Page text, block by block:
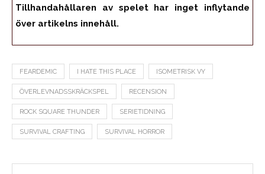
Tillhandahållaren av spelet har inget inflytande
över artikelns innehåll.
FEARDEMIC I HATE THIS PLACE ISOMETRISK VY
ÖVERLEVNADSSKRÄCKSPEL RECENSION
ROCK SQUARE THUNDER SERIETIDNING
SURVIVAL CRAFTING SURVIVAL HORROR